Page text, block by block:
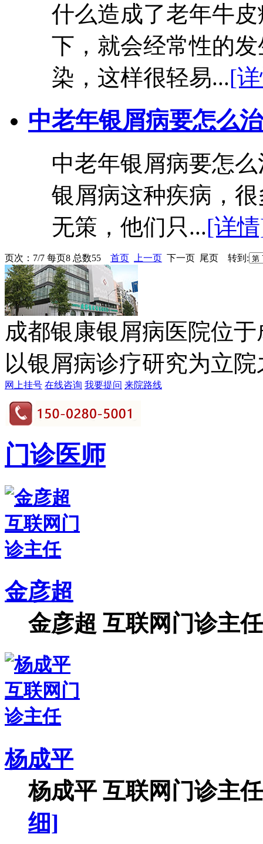
什么造成了老年牛
下，就会经常性的
染，这样很轻易...[
中老年银屑病要怎么
中老年银屑病要怎
银屑病这种疾病，
无策，他们只...[详
页次：7/7 每页8 总数55 首页 上一页 下一页 尾页 转到:
成都银康银屑病医院位
以银屑病诊疗研究为立院
网上挂号 在线咨询 我要提问 来院路线
门诊医师
金彦超
金彦超 互联网门诊主
杨成平
杨成平 互联网门诊主
细]